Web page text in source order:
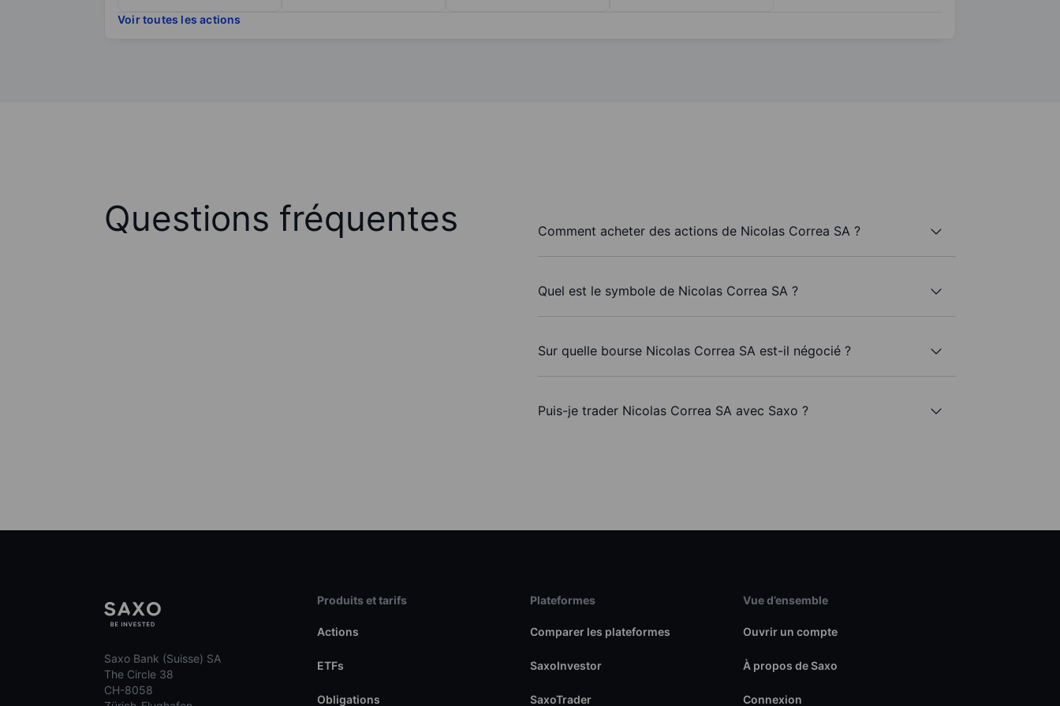
Voir toutes les actions
Questions fréquentes Comment acheter des actions de Nicolas Correa SA ?
Quel est le symbole de Nicolas Correa SA ?
Sur quelle bourse Nicolas Correa SA est-il négocié ?
Puis-je trader Nicolas Correa SA avec Saxo ?
Saxo Bank (Suisse) SA
The Circle 38
CH-8058
Produits et tarifs
Actions
ETFs
Obligations
Plateformes
Comparer les plateformes
SaxoInvestor
SaxoTrader
Vue d’ensemble
Ouvrir un compte
À propos de Saxo
Connexion